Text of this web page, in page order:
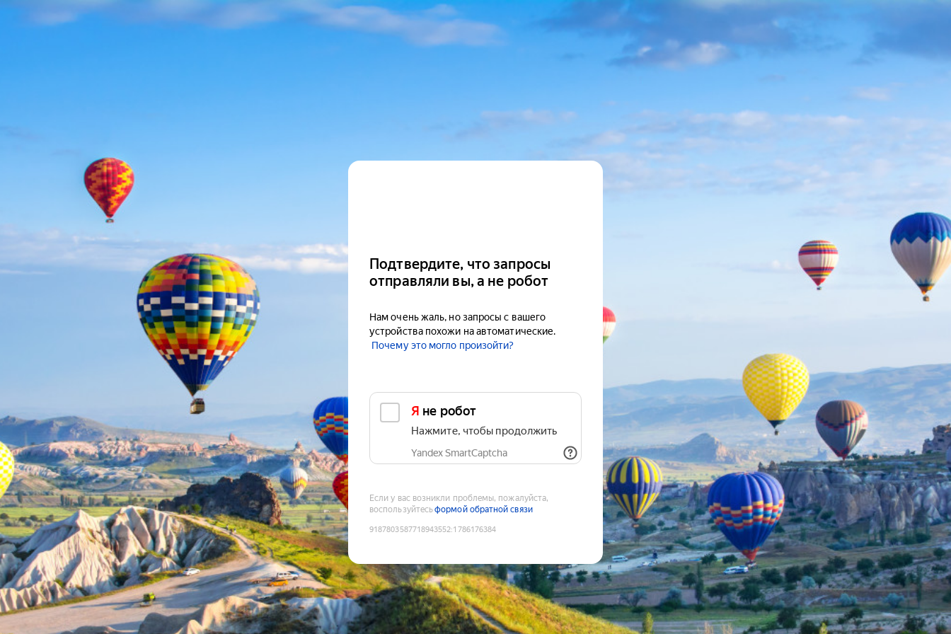
Подтвердите, что запросы
отправляли вы, а не робот
Нам очень жаль, но запросы с вашего
устройства похожи на автоматические.
Почему это могло произойти?
Я не робот
Нажмите, чтобы продолжить
Yandex SmartCaptcha
Если у вас возникли проблемы, пожалуйста,
воспользуйтесьформой обратной связи
9187803587718943552:1786176384